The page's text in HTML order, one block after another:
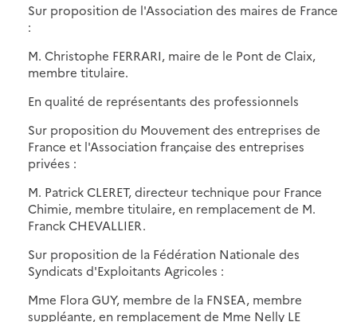
Sur proposition de l'Association des maires de France
:
M. Christophe FERRARI, maire de le Pont de Claix,
membre titulaire.
En qualité de représentants des professionnels
Sur proposition du Mouvement des entreprises de
France et l'Association française des entreprises
privées :
M. Patrick CLERET, directeur technique pour France
Chimie, membre titulaire, en remplacement de M.
Franck CHEVALLIER.
Sur proposition de la Fédération Nationale des
Syndicats d'Exploitants Agricoles :
Mme Flora GUY, membre de la FNSEA, membre
suppléante, en remplacement de Mme Nelly LE